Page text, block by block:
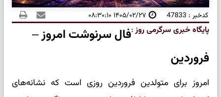
کدخبر : 47833 ۱۴۰۵/۰۲/۲۷ ۰۸:۳۰:۱۰
پایگاه خبری سرگرمی روز:فال سرنوشت امروز –
فروردین
امروز برای متولدین فروردین روزی است که نشانه‌های